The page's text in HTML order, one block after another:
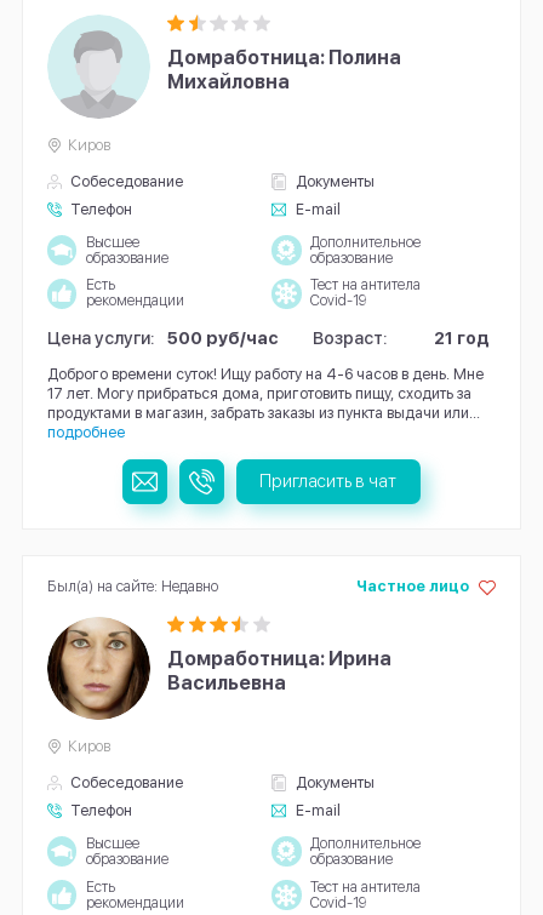
Домработница: Полина
Михайловна
Собеседование
Документы
Телефон
E-mail
Киров
Высшее
образование
Дополнительное
образование
Есть
рекомендации
Тест на антитела
Covid-19
Цена услуги: 500 руб/час Возраст: 21 год
Доброго времени суток! Ищу работу на 4-6 часов в день. Мне
17 лет. Могу прибраться дома, приготовить пищу, сходить за
продуктами в магазин, забрать заказы из пункта выдачи или...
подробнее
Пригласить в чат
Домработница: Ирина
Васильевна
Собеседование
Документы
Телефон
E-mail
Частное лицо
Киров
Высшее
образование
Дополнительное
образование
Есть
рекомендации
Тест на антитела
Covid-19
Был(а) на сайте: Недавно